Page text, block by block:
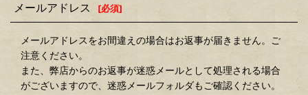
メールアドレス [必須]
メールアドレスをお間違えの場合はお返事が届きません。ご
注意ください。
また、弊店からのお返事が迷惑メールとして処理される場合
がございますので、迷惑メールフォルダもご確認ください。